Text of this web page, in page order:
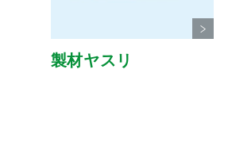
製材ヤスリ